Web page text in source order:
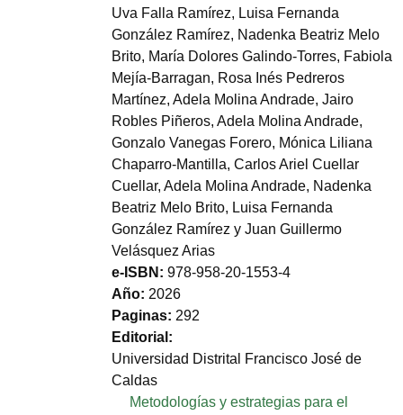
Uva Falla Ramírez, Luisa Fernanda
González Ramírez, Nadenka Beatriz Melo
Brito, María Dolores Galindo-Torres, Fabiola
Mejía-Barragan, Rosa Inés Pedreros
Martínez, Adela Molina Andrade, Jairo
Robles Piñeros, Adela Molina Andrade,
Gonzalo Vanegas Forero, Mónica Liliana
Chaparro-Mantilla, Carlos Ariel Cuellar
Cuellar, Adela Molina Andrade, Nadenka
Beatriz Melo Brito, Luisa Fernanda
González Ramírez y Juan Guillermo
Velásquez Arias
e-ISBN
978-958-20-1553-4
Año 2026
Paginas 292
Editorial
Universidad Distrital Francisco José de
Caldas
Documento
Metodologías y estrategias para el